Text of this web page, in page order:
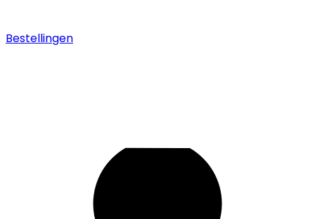
Bestellingen